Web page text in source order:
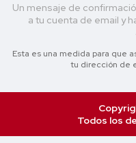
Un mensaje de
a tu cuenta de email y
Esta es una medida para que
tu dirección de
Todos los